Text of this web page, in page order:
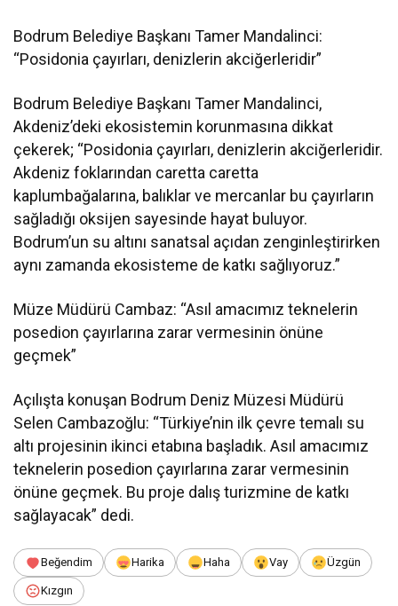
Bodrum Belediye Başkanı Tamer Mandalinci:
“Posidonia çayırları, denizlerin akciğerleridir”
Bodrum Belediye Başkanı Tamer Mandalinci,
Akdeniz’deki ekosistemin korunmasına dikkat
çekerek; “Posidonia çayırları, denizlerin akciğerleridir.
Akdeniz foklarından caretta caretta
kaplumbağalarına, balıklar ve mercanlar bu çayırların
sağladığı oksijen sayesinde hayat buluyor.
Bodrum’un su altını sanatsal açıdan zenginleştirirken
aynı zamanda ekosisteme de katkı sağlıyoruz.”
Müze Müdürü Cambaz: “Asıl amacımız teknelerin
posedion çayırlarına zarar vermesinin önüne
geçmek”
Açılışta konuşan Bodrum Deniz Müzesi Müdürü
Selen Cambazoğlu: “Türkiye’nin ilk çevre temalı su
altı projesinin ikinci etabına başladık. Asıl amacımız
teknelerin posedion çayırlarına zarar vermesinin
önüne geçmek. Bu proje dalış turizmine de katkı
sağlayacak” dedi.
Beğendim Harika Haha Vay Üzgün
Kızgın